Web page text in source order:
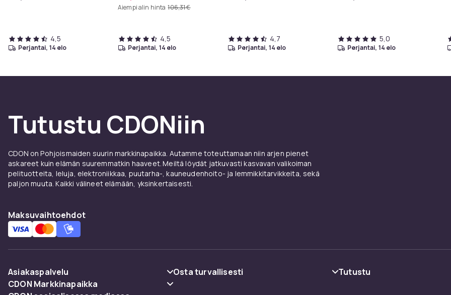
4,5
perjantai, 14 elo
Aiempi alin hinta 106,31 €
4,5
perjantai, 14 elo
4,7
perjantai, 14 elo
5,0
perjantai, 14 elo
Tutustu CDONiin
CDON on Pohjoismaiden suurin markkinapaikka. Autamme toteuttamaan niin arjen pienet
askareet kuin elämän suuremmatkin haaveet. Meiltä löydät jatkuvasti kasvavan valikoiman
pelituotteita, leluja, elektroniikkaa, puutarha-, kauneudenhoito- ja lemmikkitarvikkeita, sekä
paljon muuta. Kaikki välineet elämään, yksinkertaisesti.
Maksuvaihtoehdot
Asiakaspalvelu
Usein kysyttyä (UKK)
Osta turvallisesti
Tutustu
CDON Markkinapaikka